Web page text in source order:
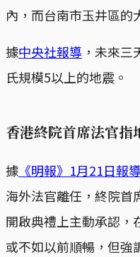
內，而台南市玉井區的
據中央社報導 ，未來
氏規模5以上的地震。
香港終院首席法官指
據 《明報》1月21日報
海外法官離任，終院首
開啟典禮上主動承認，
或不如以前順暢，但